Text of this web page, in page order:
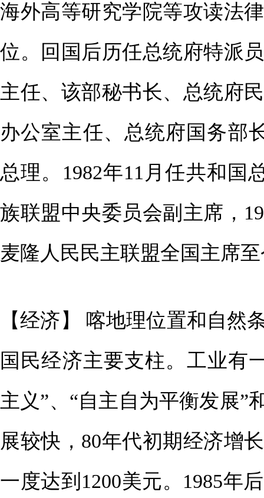
海外高等研究学院等攻读法
位。回国后历任总统府特派
主任、该部秘书长、总统府
办公室主任、总统府国务部
总理。1982年11月任共和国
族联盟中央委员会副主席，
麦隆人民民主联盟全国主席
【经济】 喀地理位置和自然
国民经济主要支柱。工业有
主义”、“自主自为平衡发展”
展较快，80年代初期经济增
一度达到1200美元。1985年